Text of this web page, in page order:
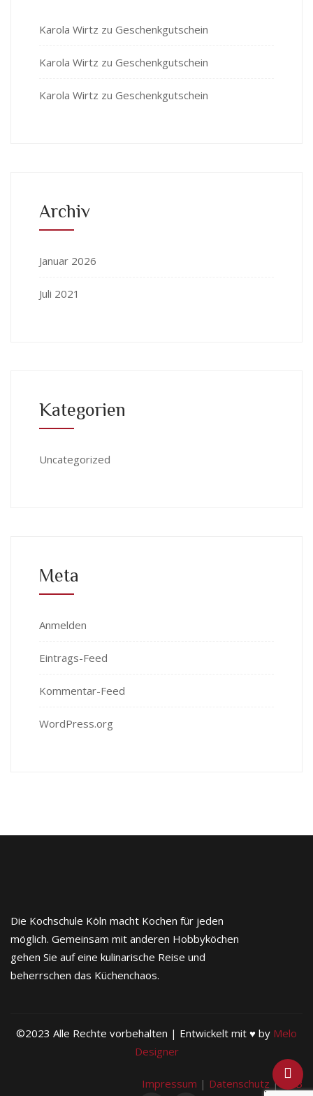
Karola Wirtz zu Geschenkgutschein
Karola Wirtz zu Geschenkgutschein
Karola Wirtz zu Geschenkgutschein
Archiv
Januar 2026
Juli 2021
Kategorien
Uncategorized
Meta
Anmelden
Eintrags-Feed
Kommentar-Feed
WordPress.org
Die Kochschule Köln macht Kochen für jeden
möglich. Gemeinsam mit anderen Hobbyköchen
gehen Sie auf eine kulinarische Reise und
beherrschen das Küchenchaos.
©2023 Alle Rechte vorbehalten | Entwickelt mit ♥ by Melo
Designer
Impressum | Datenschutz | AGB